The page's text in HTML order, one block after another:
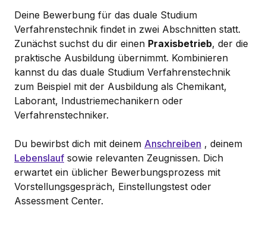
Deine Bewerbung für das duale Studium
Verfahrenstechnik findet in zwei Abschnitten statt.
Zunächst suchst du dir einen Praxisbetrieb, der die
praktische Ausbildung übernimmt. Kombinieren
kannst du das duale Studium Verfahrenstechnik
zum Beispiel mit der Ausbildung als Chemikant,
Laborant, Industriemechanikern oder
Verfahrenstechniker.
Du bewirbst dich mit deinem Anschreiben , deinem
Lebenslauf sowie relevanten Zeugnissen. Dich
erwartet ein üblicher Bewerbungsprozess mit
Vorstellungsgespräch, Einstellungstest oder
Assessment Center.